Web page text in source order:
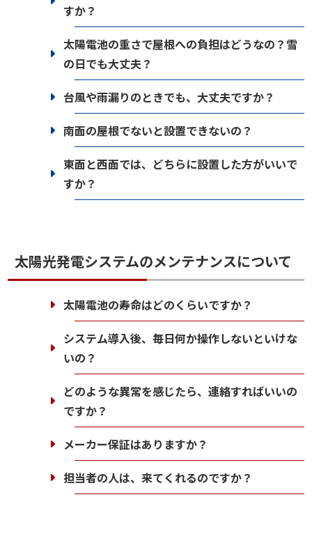
すか？
太陽電池の重さで屋根への負担はどうなの？雪
の日でも大丈夫？
台風や雨漏りのときでも、大丈夫ですか？
南面の屋根でないと設置できないの？
東面と西面では、どちらに設置した方がいいで
すか？
太陽光発電システムのメンテナンスについて
太陽電池の寿命はどのくらいですか？
システム導入後、毎日何か操作しないといけな
いの？
どのような異常を感じたら、連絡すればいいの
ですか？
メーカー保証はありますか？
担当者の人は、来てくれるのですか？